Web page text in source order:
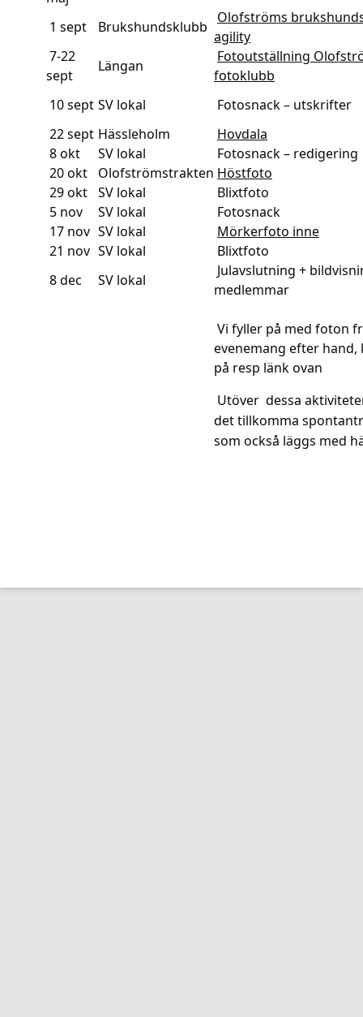
1 sept Brukshundsklubb
Olofströms
agility
7-22
sept
Längan
Fotoutställning
fotoklubb
10 sept SV lokal
Fotosnack – utskrifter
22 sept Hässleholm
Hovdala
8 okt
SV lokal
Fotosnack – redigering
20 okt
Olofströmstrakten Höstfoto
29 okt SV lokal
Blixtfoto
5 nov
SV lokal
Fotosnack
17 nov SV lokal
Mörkerfoto inne
21 nov SV lokal
Blixtfoto
8 dec
SV lokal
Julavslutning +
medlemmar
Vi fyller på med foton
evenemang efter hand,
på resp länk ovan
Utöver dessa
det tillkomma
som också läggs med